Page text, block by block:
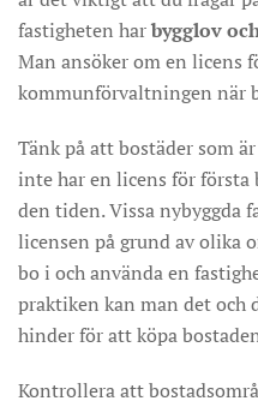
fastigheten harbygglov
Man ansöker om en licens
kommunförvaltningen när
Tänk på att bostäder som
inte har en licens för
den tiden. Vissa nybyggda
licensen på grund av olika
bo i och använda en
praktiken kan man det och
hinder för att köpa
Kontrollera att